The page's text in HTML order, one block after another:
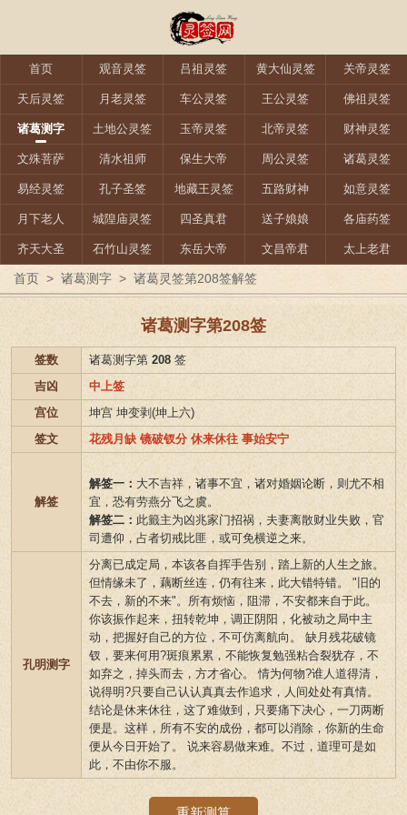
首页 观音灵签 吕祖灵签 黄大仙灵签 关帝灵签
天后灵签 月老灵签 车公灵签 王公灵签 佛祖灵签
诸葛测字 土地公灵签 玉帝灵签 北帝灵签 财神灵签
文殊菩萨 清水祖师 保生大帝 周公灵签 诸葛灵签
易经灵签 孔子圣签 地藏王灵签 五路财神 如意灵签
月下老人 城隍庙灵签 四圣真君 送子娘娘 各庙药签
齐天大圣 石竹山灵签 东岳大帝 文昌帝君 太上老君
首页 > 诸葛测字 > 诸葛灵签第208签解签
诸葛测字第208签
签数 诸葛测字第 208 签
吉凶
中上签
宫位
坤宫 坤变剥(坤上六)
签文
花残月缺 镜破钗分 休来休往 事始安宁
解签
解签一： 大不吉祥，诸事不宜，诸对婚姻论断，则尤不相
宜，恐有劳燕分飞之虞。
解签二： 此籤主为凶兆家门招祸，夫妻离散财业失败，官
司遭仰，占者切戒比匪，或可免横逆之来。
孔明测字
分离已成定局，本该各自挥手告别，踏上新的人生之旅。
但情缘未了，藕断丝连，仍有往来，此大错特错。 "旧的
不去，新的不来"。所有烦恼，阻滞，不安都来自于此。
你该振作起来，扭转乾坤，调正阴阳，化被动之局中主
动，把握好自己的方位，不可仿离航向。 缺月残花破镜
钗，要来何用?斑痕累累，不能恢复勉强粘合裂犹存，不
如弃之，掉头而去，方才省心。 情为何物?谁人道得清，
说得明?只要自己认认真真去作追求，人间处处有真情。
结论是休来休往，这了难做到，只要痛下决心，一刀两断
便是。这样，所有不安的成份，都可以消除，你新的生命
便从今日开始了。 说来容易做来难。不过，道理可是如
此，不由你不服。